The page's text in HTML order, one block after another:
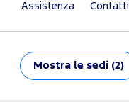
Assistenza Contatti
Mostra le sedi (2)